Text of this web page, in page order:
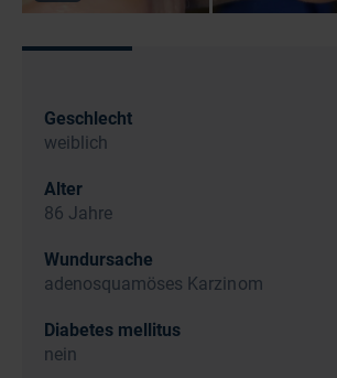
Geschlecht
weiblich
Alter
86 Jahre
Wundursache
adenosquamöses Karzinom
Diabetes mellitus
nein